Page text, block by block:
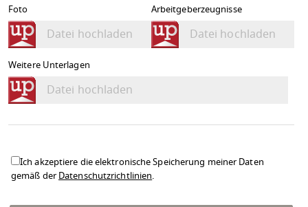
Foto
Datei hochladen
Arbeitgeberzeugnisse
Datei hochladen
Weitere Unterlagen
Datei hochladen
Ich akzeptiere die elektronische Speicherung meiner Daten
gemäß derDatenschutzrichtlinien.